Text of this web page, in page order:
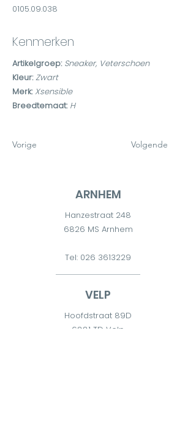
0105.09.038
Kenmerken
Artikelgroep: Sneaker, Veterschoen
Kleur:Zwart
Merk:Xsensible
Breedtemaat:H
Vorige Volgende
ARNHEM
Hanzestraat 248
6826 MS Arnhem
Tel: 026 3613229
VELP
Hoofdstraat 89D
6881 TD Velp